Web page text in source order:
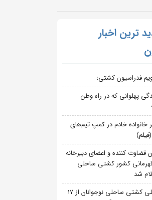
ترین اخبار
فدراسیون کشتی؛
پهلوانی که در راه وطن
خادم در کمپ تیم‌های
قضاوت کننده و اعضای دبیرخانه
کشور کشتی ساحلی
شد
اردوی تیم ملی کشتی ساحلی نوجوانان از 17